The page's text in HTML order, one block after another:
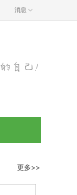
消息
更多>>